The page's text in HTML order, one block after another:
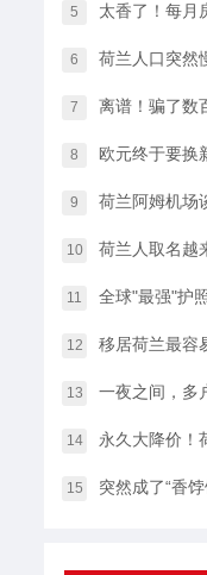
5 太香了！每月房租仅
6 荷兰人口突然慢下来
7 离谱！骗了数百人买
8 欧元终于要换新版了
9 荷兰阿姆机场谈崩了
10 荷兰人取名越来越
11 全球"最强"护照排名公
12 移居荷兰最容易踩
13 一夜之间，多户荷兰
14 永久大降价！荷兰平价
15 突然成了“香饽饽”？荷